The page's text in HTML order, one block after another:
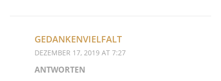
GEDANKENVIELFALT
DEZEMBER 17, 2019 AT 7:27
ANTWORTEN